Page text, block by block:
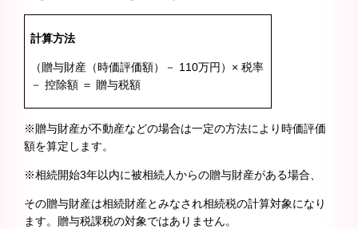
計算方法
（贈与財産（時価評価額）－ 110万円）× 税率
－ 控除額 ＝ 贈与税額
※贈与財産が不動産などの場合は一定の方法により時価評価
額を算定します。
※相続開始3年以内に被相続人からの贈与財産がある場合、
その贈与財産は相続財産とみなされ相続税の計算対象になり
ます。贈与税課税の対象ではありません。